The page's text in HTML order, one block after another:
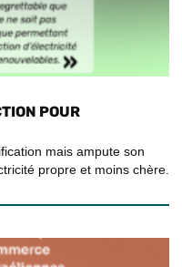
POUR
mais ampute son
propre et moins chère.